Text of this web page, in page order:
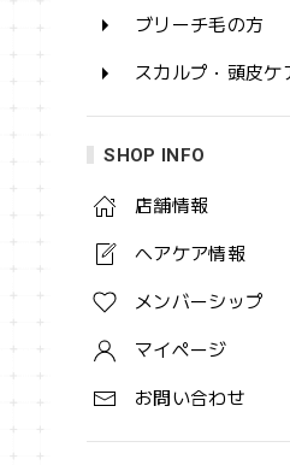
ブリーチ毛の方
スカルプ・頭皮ケ
SHOP INFO
店舗情報
ヘアケア情報
メンバーシップ
マイページ
お問い合わせ